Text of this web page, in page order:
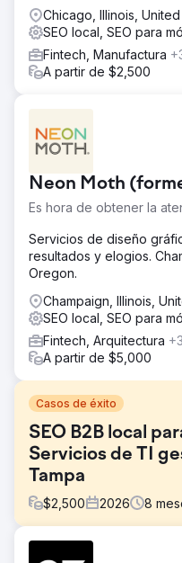
Chicago, Illinois,
SEO local, SEO para
Fintech, Manufactura
A partir de $2,500
Neon Moth
Es hora de obtener la
Servicios de diseño
resultados y elogios.
Oregon.
Champaign, Illinois,
SEO local, SEO para
Fintech, Arquitectura +3
A partir de $5,000
Casos de éxito
SEO B2B local
Servicios de TI
Tampa
$2,500 2026 8